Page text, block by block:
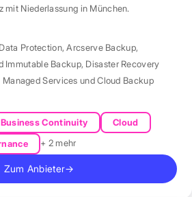
mit Niederlassung in München.
Protection,Arcserve Backup,
Immutable Backup, Disaster Recovery
Managed Services und Cloud Backup
Continuity
Cloud
+ 2 mehr
Zum Anbieter→